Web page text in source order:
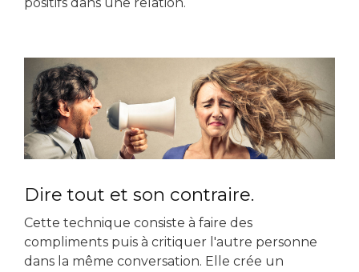
Dire tout et son contraire.
Cette technique consiste à faire des
compliments puis à critiquer l'autre personne
dans la même conversation. Elle crée un